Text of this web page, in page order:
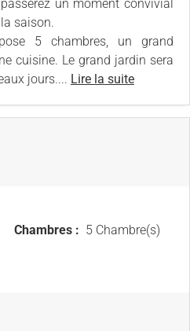
un moment convivial
saison.
5 chambres, un grand
cuisine. Le grand jardin sera
jours.... Lire la suite
Chambres : 5 Chambre(s)